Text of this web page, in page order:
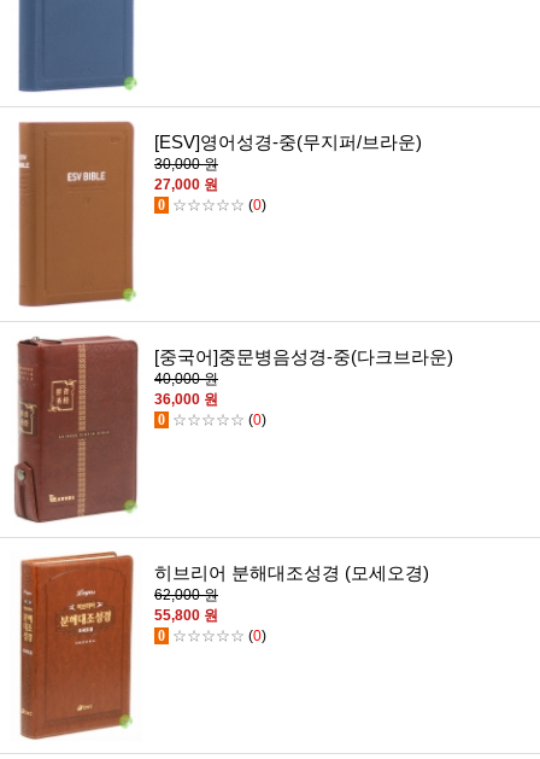
[ESV]영어성경-중(무지퍼/브라운)
30,000 원
27,000 원
0 ☆☆☆☆☆ (0)
[중국어]중문병음성경-중(다크브라운)
40,000 원
36,000 원
0 ☆☆☆☆☆ (0)
히브리어 분해대조성경 (모세오경)
62,000 원
55,800 원
0 ☆☆☆☆☆ (0)